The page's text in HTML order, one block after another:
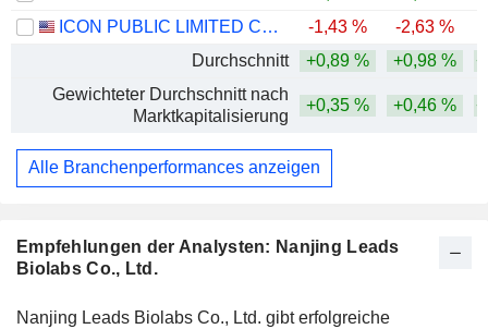
Empfehlungen der Analysten: Nanjing Leads
Biolabs Co., Ltd.
Nanjing Leads Biolabs Co., Ltd. gibt erfolgreiche
ICON PUBLIC LIMITED COMPANY
-1,43 % -2,63 %
Durchschnitt
+0,89 % +0,98 %
Gewichteter Durchschnitt nach
Marktkapitalisierung
+0,35 % +0,46 %
Alle Branchenperformances anzeigen